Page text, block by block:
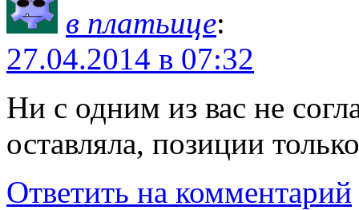
в платьице:
27.04.2014 в 07:32
Ни с одним из вас не
оставляла, позиции
Ответить на комментарий